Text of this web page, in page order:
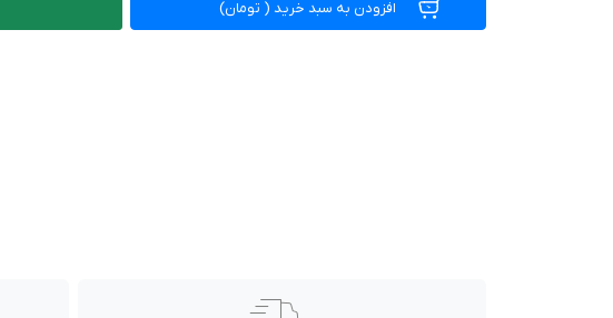
صدا و تصویر
افزودن به سبد خرید( تومان)